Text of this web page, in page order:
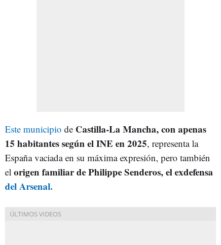
Este municipio de Castilla-La Mancha, con apenas
15 habitantes según el INE en 2025, representa la
España vaciada en su máxima expresión, pero también
el origen familiar de Philippe Senderos, el exdefensa
del Arsenal.